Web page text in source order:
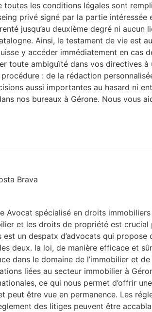
toutes les conditions légales sont
privé signé par la partie
jusqu’au deuxième degré ni
Ainsi, le testament de vie est
y accéder immédiatement en
toute ambiguïté dans vos directives
: de la rédaction
aussi importantes au hasard ni
nos bureaux à Gérone. Nous vous
Avocat spécialisé en droits
et les droits de propriété est
un despatx d’advocats qui
deux. la loi, de manière efficace et
dans le domaine de l’immobilier et
liées au secteur immobilier à
ce qui nous permet d’offrir
peut être vue en permanence. Les
des litiges peuvent être